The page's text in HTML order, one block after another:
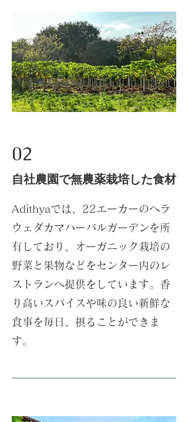
02
​自社農園で無農薬栽培した食材
Adithyaでは、22エーカーのヘラ
ウェダカマハーバルガーデンを所
有しており、オーガニック栽培の
野菜と果物などをセンター内のレ
ストランへ提供をしています。香
り高いスパイスや味の良い新鮮な
食事を毎日、摂ることができま
す。